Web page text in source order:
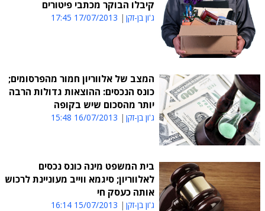
קיבלו הבוקר מכתבי פיטורים
ג'ון בן-זקן 17/07/2013 17:45
המצב של אלווריון חמור מהפרסומים;
כונס הנכסים: ההוצאות גדולות הרבה
יותר מהסכום שיש בקופה
ג'ון בן-זקן 16/07/2013 15:48
בית המשפט מינה כונס נכסים
לאלווריון; סיגמא ווייב מעוניינת לרכוש
אותה כעסק חי
ג'ון בן-זקן 15/07/2013 16:14